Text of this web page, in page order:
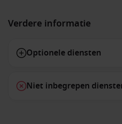
Verdere informatie
Optionele diensten
Niet inbegrepen